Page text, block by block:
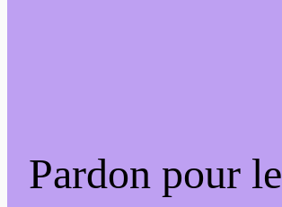
Pardon pour le